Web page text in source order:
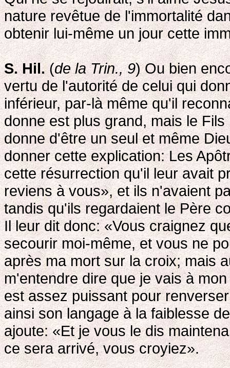
nature revêtue de l'immortalité
obtenir lui-même un jour cette
S. Hil.(de la Trin., 9) Ou bien
vertu de l'autorité de celui qui
inférieur, par-là même qu'il
donne est plus grand, mais le
donne d'être un seul et même
donner cette explication: Les
cette résurrection qu'il leur avait
reviens à vous», et ils n'avaient
tandis qu'ils regardaient le Père
Il leur dit donc: «Vous craignez
secourir moi-même, et vous ne
après ma mort sur la croix; mais
m'entendre dire que je vais à
est assez puissant pour
ainsi son langage à la faiblesse
ajoute: «Et je vous le dis
ce sera arrivé, vous croyiez».